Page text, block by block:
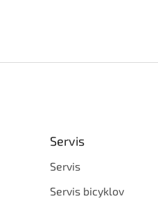
Servis
Servis
Servis bicyklov